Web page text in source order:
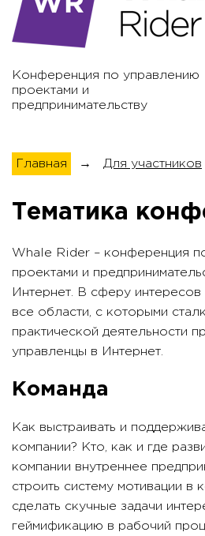
Конференция по управлению
проектами и
предпринимательству
Главная → Для участников
Тематика
Whale Rider – конференция
проектами и
Интернет. В сферу
все области, с которыми
практической деятельности
управленцы в Интернет.
Команда
Как выстраивать и
компании? Кто, как и где
компании внутреннее
строить систему мотивации в
сделать скучные задачи
геймификацию в рабочий